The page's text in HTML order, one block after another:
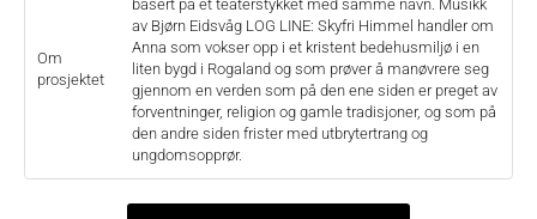
Om
prosjektet
basert på et teaterstykket med samme navn. Musikk
av Bjørn Eidsvåg LOG LINE: Skyfri Himmel handler om
Anna som vokser opp i et kristent bedehusmiljø i en
liten bygd i Rogaland og som prøver å manøvrere seg
gjennom en verden som på den ene siden er preget av
forventninger, religion og gamle tradisjoner, og som på
den andre siden frister med utbrytertrang og
ungdomsopprør.